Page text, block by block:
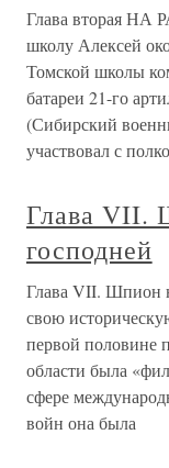
Глава вторая
школу Алексей
Томской школы
батареи 21-го
(Сибирский
участвовал с
Глава VII.
господней
Глава VII. Шпион
свою
первой половине
области была
сфере
войн она была